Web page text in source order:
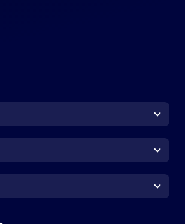
程式Zoom Rooms 應用程式